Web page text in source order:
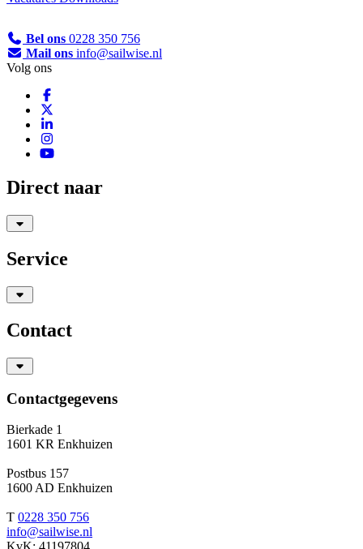
Bel ons 0228 350 756
Mail ons info@sailwise.nl
Volg ons
Direct naar
Service
Contact
Contactgegevens
Bierkade 1
1601 KR Enkhuizen
Postbus 157
1600 AD Enkhuizen
T 0228 350 756
info@sailwise.nl